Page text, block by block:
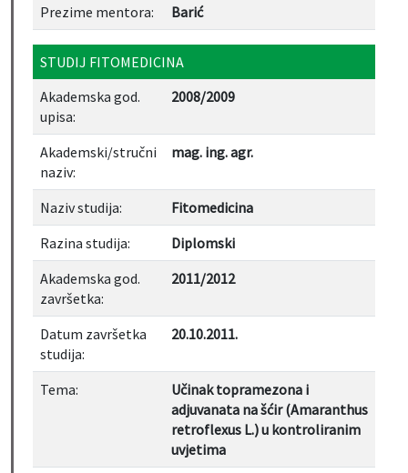
Prezime mentora:
Barić
STUDIJ FITOMEDICINA
Akademska god.
upisa:
2008/2009
Akademski/stručni
naziv:
mag. ing. agr.
Naziv studija:
Fitomedicina
Razina studija:
Diplomski
Akademska god.
završetka:
2011/2012
Datum završetka
studija:
20.10.2011.
Tema:
Učinak topramezona i
adjuvanata na šćir (Amaranthus
retroflexus L.) u kontroliranim
uvjetima